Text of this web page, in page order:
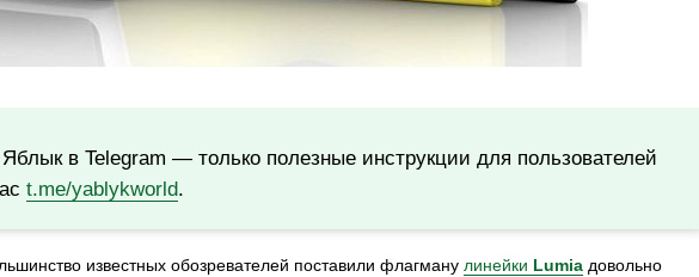
в Telegram — только полезные инструкции для пользователей
t.me/yablykworld.
известных обозревателей поставили флагману линейки Lumia довольно